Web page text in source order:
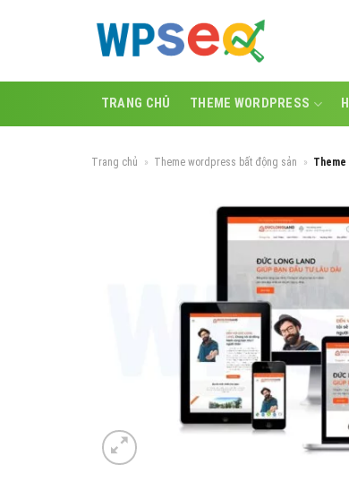
TRANG CHỦ THEME WORDPRESS
Trang chủ » Theme wordpress bất động sản »